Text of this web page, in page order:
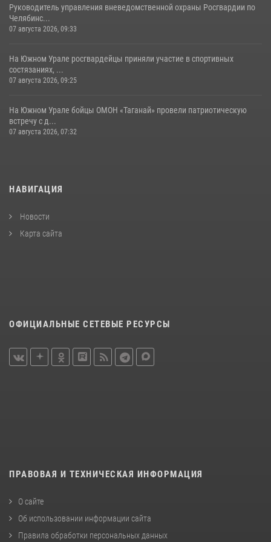
Руководитель управления вневедомственной охраны Росгвардии по
Челябинс...
07 августа 2026, 09:33
На Южном Урале росгвардейцы приняли участие в спортивных
состязаниях, ...
07 августа 2026, 09:25
На Южном Урале бойцы ОМОН «Таганай» провели патриотическую
встречу с д...
07 августа 2026, 07:32
НАВИГАЦИЯ
Новости
Карта сайта
ОФИЦИАЛЬНЫЕ СЕТЕВЫЕ РЕСУРСЫ
ПРАВОВАЯ И ТЕХНИЧЕСКАЯ ИНФОРМАЦИЯ
О сайте
Об использовании информации сайта
Правила обработки персональных данных